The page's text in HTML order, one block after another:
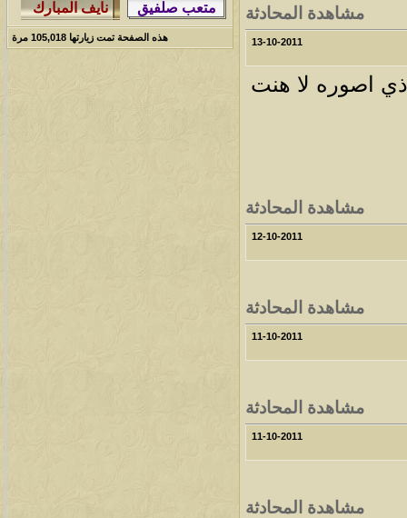
مشاهدة المحادثة
13-10-2011
اصوره لا هنت
مشاهدة المحادثة
12-10-2011
مشاهدة المحادثة
11-10-2011
مشاهدة المحادثة
11-10-2011
مشاهدة المحادثة
هذه الصفحة تمت زيارتها 105,018 مرة